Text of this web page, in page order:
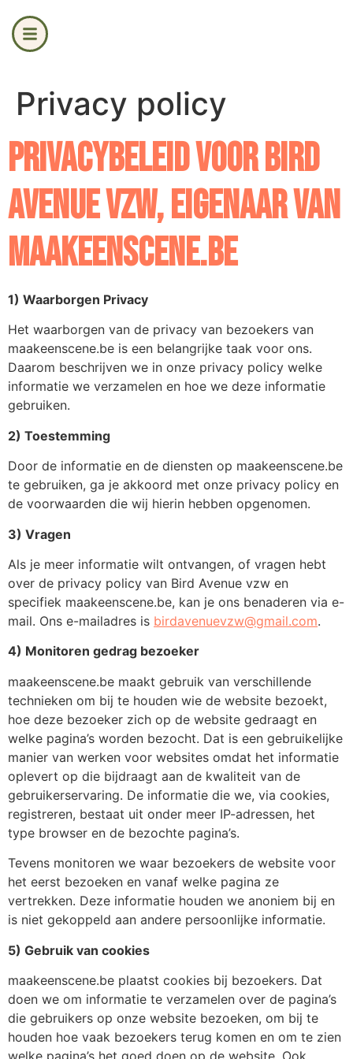
Privacy policy
Privacybeleid voor Bird
Avenue vzw, eigenaar van
maakeenscene.be
1) Waarborgen Privacy
Het waarborgen van de privacy van bezoekers van
maakeenscene.be is een belangrijke taak voor ons.
Daarom beschrijven we in onze privacy policy welke
informatie we verzamelen en hoe we deze informatie
gebruiken.
2) Toestemming
Door de informatie en de diensten op maakeenscene.be
te gebruiken, ga je akkoord met onze privacy policy en
de voorwaarden die wij hierin hebben opgenomen.
3) Vragen
Als je meer informatie wilt ontvangen, of vragen hebt
over de privacy policy van Bird Avenue vzw en
specifiek maakeenscene.be, kan je ons benaderen via e-
mail. Ons e-mailadres is birdavenuevzw@gmail.com.
4) Monitoren gedrag bezoeker
maakeenscene.be maakt gebruik van verschillende
technieken om bij te houden wie de website bezoekt,
hoe deze bezoeker zich op de website gedraagt en
welke pagina’s worden bezocht. Dat is een gebruikelijke
manier van werken voor websites omdat het informatie
oplevert op die bijdraagt aan de kwaliteit van de
gebruikerservaring. De informatie die we, via cookies,
registreren, bestaat uit onder meer IP-adressen, het
type browser en de bezochte pagina’s.
Tevens monitoren we waar bezoekers de website voor
het eerst bezoeken en vanaf welke pagina ze
vertrekken. Deze informatie houden we anoniem bij en
is niet gekoppeld aan andere persoonlijke informatie.
5) Gebruik van cookies
maakeenscene.be plaatst cookies bij bezoekers. Dat
doen we om informatie te verzamelen over de pagina’s
die gebruikers op onze website bezoeken, om bij te
houden hoe vaak bezoekers terug komen en om te zien
welke pagina’s het goed doen op de website. Ook